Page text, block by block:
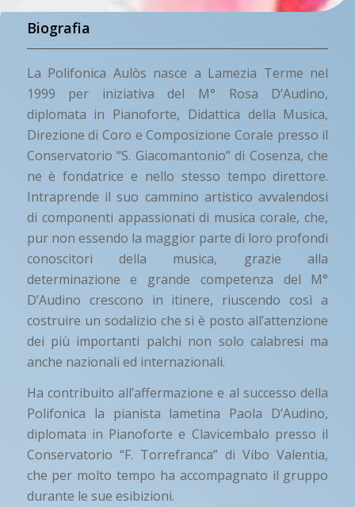
Biografia
La Polifonica Aulòs nasce a Lamezia Terme nel
1999 per iniziativa del M° Rosa D’Audino,
diplomata in Pianoforte, Didattica della Musica,
Direzione di Coro e Composizione Corale presso il
Conservatorio “S. Giacomantonio” di Cosenza, che
ne è fondatrice e nello stesso tempo direttore.
Intraprende il suo cammino artistico avvalendosi
di componenti appassionati di musica corale, che,
pur non essendo la maggior parte di loro profondi
conoscitori della musica, grazie alla
determinazione e grande competenza del M°
D’Audino crescono in itinere, riuscendo così a
costruire un sodalizio che si è posto all’attenzione
dei più importanti palchi non solo calabresi ma
anche nazionali ed internazionali.
Ha contribuito all’affermazione e al successo della
Polifonica la pianista lametina Paola D’Audino,
diplomata in Pianoforte e Clavicembalo presso il
Conservatorio “F. Torrefranca” di Vibo Valentia,
che per molto tempo ha accompagnato il gruppo
durante le sue esibizioni.